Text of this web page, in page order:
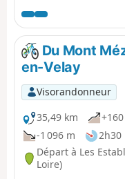
Changement radical
velaves laissent la
au milieu d'un
millénaires est de
sympathique.
Du Mont
en-Velay
Visorandonneur
35,49 km
-1 096 m
2h30
Départ à Les
Loire)